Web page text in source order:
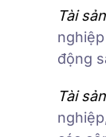
Tài
động
Tài